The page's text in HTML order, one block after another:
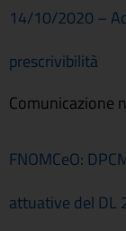
14/10/2020 –
prescrivibilità
Comunicazione
FNOMCeO:
attuative del